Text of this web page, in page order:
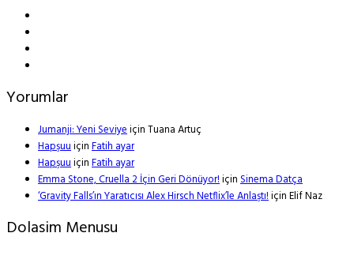
Yorumlar
Jumanji: Yeni SeviyeiçinTuana Artuç
HapşuuiçinFatih ayar
HapşuuiçinFatih ayar
Emma Stone, Cruella 2 İçin Geri Dönüyor!içinSinema Datça
‘Gravity Falls’ın Yaratıcısı Alex Hirsch Netflix’le Anlaştı!içinElif Naz
Dolasim Menusu